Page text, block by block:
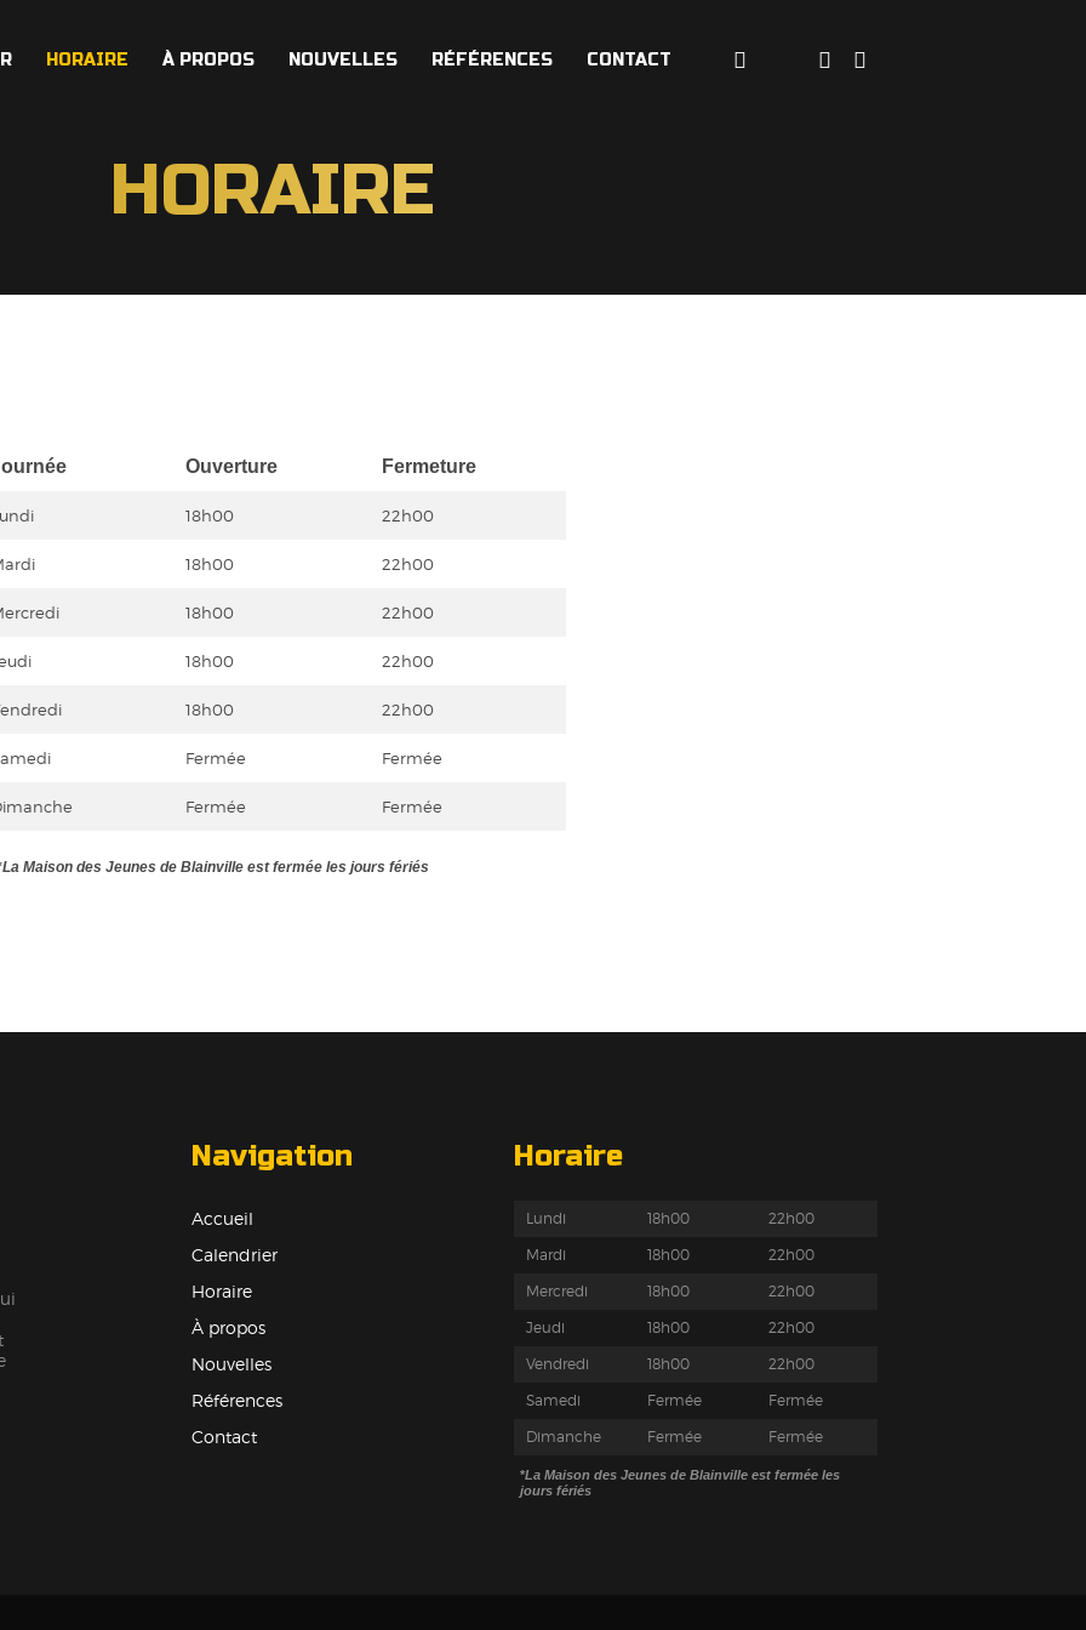
HORAIRE À PROPOS NOUVELLES RÉFÉRENCES CONTACT
HORAIRE
Ouverture Fermeture
18h00 22h00
18h00 22h00
18h00 22h00
18h00 22h00
18h00 22h00
Fermée Fermée
Fermée Fermée
La Maison des Jeunes de Blainville est fermée les jours fériés
Navigation
Accueil
Calendrier
Horaire
À propos
Nouvelles
Références
Contact
Horaire
Lundi 18h00
22h00
Mardi
18h00
22h00
Mercredi
18h00
22h00
Jeudi
18h00
22h00
Vendredi
18h00
22h00
Samedi
Fermée
Fermée
Dimanche
Fermée Fermée
*La Maison des Jeunes de Blainville est fermée les
jours fériés